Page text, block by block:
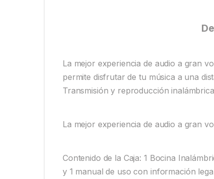
La mejor experiencia de audio a gran
permite disfrutar de tu música a una
Transmisión y reproducción
La mejor experiencia de audio a gran
Contenido de la Caja: 1 Bocina
y 1 manual de uso con información